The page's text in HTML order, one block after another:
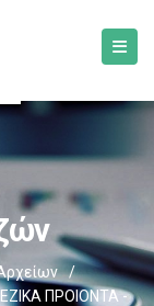
/
ΠΡΟΙΟΝΤΑ -